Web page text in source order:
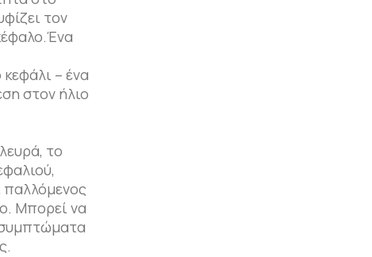
τον
– ένα
στον ήλιο
το
παλλόμενος
Μπορεί να